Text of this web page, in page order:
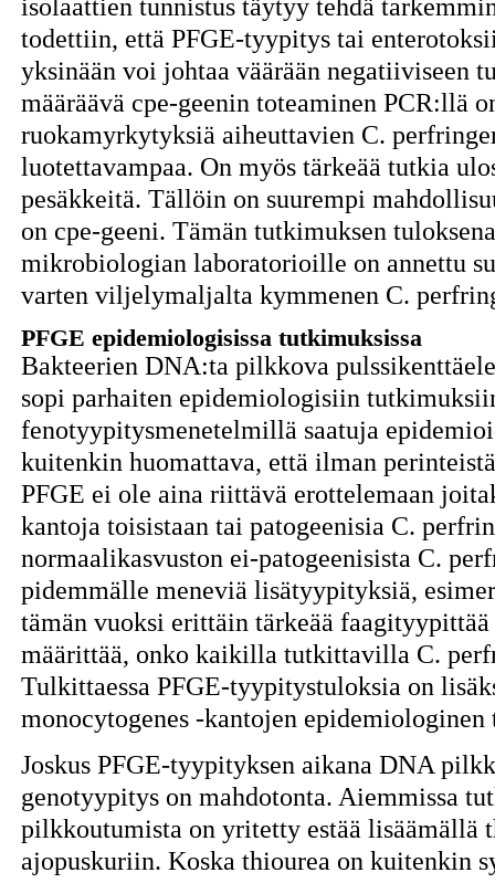
isolaattien tunnistus täytyy tehdä
todettiin, että PFGE-tyypitys tai
yksinään voi johtaa väärään negatiiviseen
määräävä cpe-geenin toteaminen PCR:llä
ruokamyrkytyksiä aiheuttavien C.
luotettavampaa. On myös tärkeää tutkia
pesäkkeitä. Tällöin on suurempi
on cpe-geeni. Tämän tutkimuksen
mikrobiologian laboratorioille on annettu
varten viljelymaljalta kymmenen C.
PFGE epidemiologisissa tutkimuksissa
Bakteerien DNA:ta pilkkova
sopi parhaiten epidemiologisiin
fenotyypitysmenetelmillä saatuja
kuitenkin huomattava, että ilman
PFGE ei ole aina riittävä erottelemaan
kantoja toisistaan tai patogeenisia C.
normaalikasvuston ei-patogeenisista C.
pidemmälle meneviä lisätyypityksiä,
tämän vuoksi erittäin tärkeää
määrittää, onko kaikilla tutkittavilla C.
Tulkittaessa PFGE-tyypitystuloksia on
monocytogenes -kantojen epidemiologinen
Joskus PFGE-tyypityksen aikana DNA
genotyypitys on mahdotonta. Aiemmissa
pilkkoutumista on yritetty estää lisäämällä
ajopuskuriin. Koska thiourea on kuitenkin